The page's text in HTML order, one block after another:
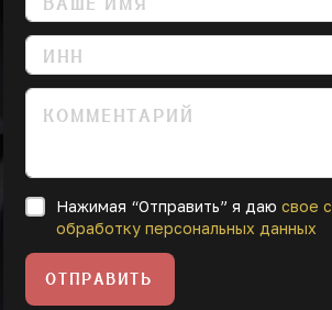
Нажимая “Отправить” я даю свое
обработку персональных данных
ОТПРАВИТЬ